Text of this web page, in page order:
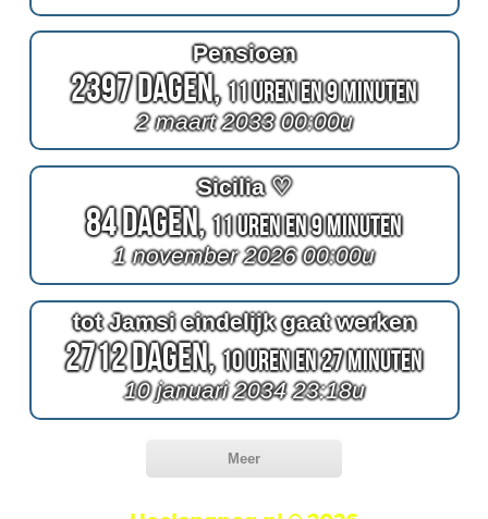
Pensioen
2397 Dagen,11 Uren en 9 Minuten
2 maart 2033 00:00u
Sicilia ♡
84 Dagen,11 Uren en 9 Minuten
1 november 2026 00:00u
tot Jamsi eindelijk gaat werken
2712 Dagen,10 Uren en 27 Minuten
10 januari 2034 23:18u
Meer